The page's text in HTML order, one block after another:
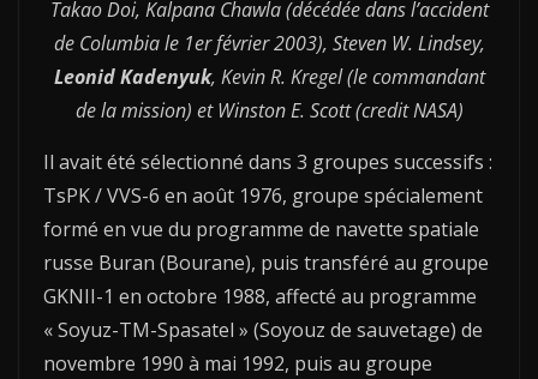
Takao Doi, Kalpana Chawla (décédée dans l’accident
de Columbia le 1er février 2003), Steven W. Lindsey,
Leonid Kadenyuk, Kevin R. Kregel (le commandant
de la mission) et Winston E. Scott (credit NASA)
Il avait été sélectionné dans 3 groupes successifs :
TsPK / VVS-6 en août 1976, groupe spécialement
formé en vue du programme de navette spatiale
russe Buran (Bourane), puis transféré au groupe
GKNII-1 en octobre 1988, affecté au programme
« Soyuz-TM-Spasatel » (Soyouz de sauvetage) de
novembre 1990 à mai 1992, puis au groupe